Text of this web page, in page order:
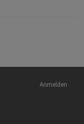
-
Anmelden